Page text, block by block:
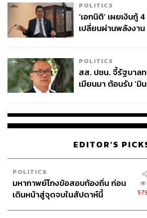
POLITICS
‘เอกนิติ’ เผยเงินกู้
เปลี่ยนผ่านพลังงาน
POLITICS
สส. ปชน. จี้รัฐบาล
เมียนมา ต้อนรับ ‘มิ
EDITOR'S
POLITICS
มหากาพย์โกงข้อสอบท้องถิ่น ก่อน
เดินหน้าสู่จุดจบในสัปดาห์นี้